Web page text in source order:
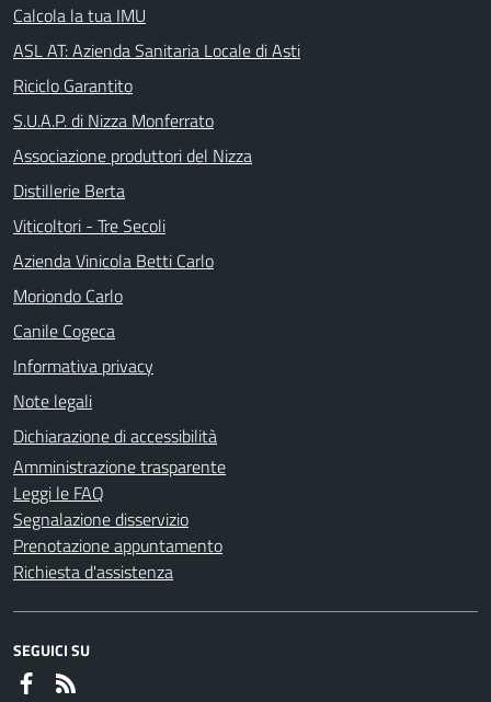
Calcola la tua IMU
ASL AT: Azienda Sanitaria Locale di Asti
Riciclo Garantito
S.U.A.P. di Nizza Monferrato
Associazione produttori del Nizza
Distillerie Berta
Viticoltori - Tre Secoli
Azienda Vinicola Betti Carlo
Moriondo Carlo
Canile Cogeca
Informativa privacy
Note legali
Dichiarazione di accessibilità
Amministrazione trasparente
Leggi le FAQ
Segnalazione disservizio
Prenotazione appuntamento
Richiesta d'assistenza
SEGUICI SU